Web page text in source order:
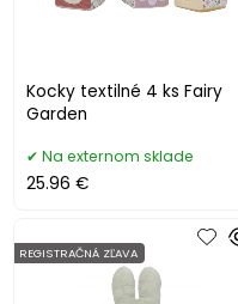
Kocky textilné 4 ks Fairy
Garden
Na externom sklade
25.96 €
REGISTRAČNÁ ZĽAVA